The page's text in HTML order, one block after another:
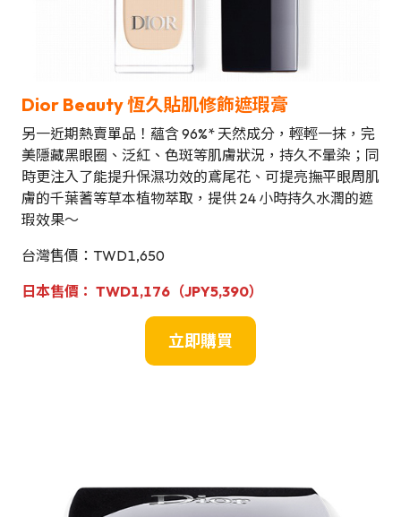
Dior Beauty 恆久貼肌修飾遮瑕膏
另一近期熱賣單品！蘊含 96%* 天然成分，輕輕一抹，完
美隱藏黑眼圈、泛紅、色斑等肌膚狀況，持久不暈染；同
時更注入了能提升保濕功效的鳶尾花、可提亮撫平眼周肌
膚的千葉蓍等草本植物萃取，提供 24 小時持久水潤的遮
瑕效果～
台灣售價：TWD1,650
日本售價 ： TWD1,176 （JPY5,390）
立即購買